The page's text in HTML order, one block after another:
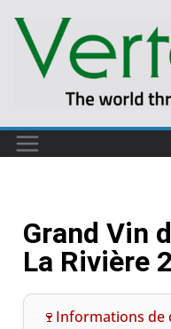
Grand Vin
La Rivière
🍷Informations de